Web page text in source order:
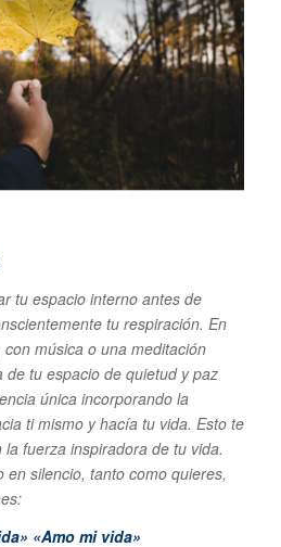
tu espacio interno antes de
tu respiración. En
música o una meditación
tu espacio de quietud y paz
única incorporando la
ti mismo y hacía tu vida. Esto te
fuerza inspiradora de tu vida.
en silencio, tanto como quieres,
«Amo mi vida»